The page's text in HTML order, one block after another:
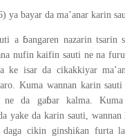
da ma’anar karin
a ɓangaren nazarin tsarin
nufin kaifin sauti ne na
ke isar da cikakkiyar
Kuma wannan karin sauti
ne da gaɓar kalma.
yake da karin sauti, wannan
daga cikin ginshiƙan furta